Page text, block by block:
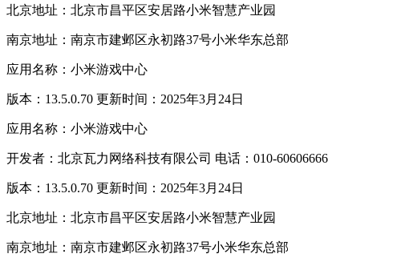
北京地址：北京市昌平区安居路小米智慧产业园
南京地址：南京市建邺区永初路37号小米华东总部
应用名称：小米游戏中心
版本：13.5.0.70 更新时间：2025年3月24日
应用名称：小米游戏中心
开发者：北京瓦力网络科技有限公司 电话：010-60606666
版本：13.5.0.70 更新时间：2025年3月24日
北京地址：北京市昌平区安居路小米智慧产业园
南京地址：南京市建邺区永初路37号小米华东总部